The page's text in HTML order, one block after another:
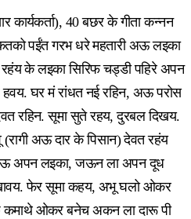
कार्यकर्ता), 40 बछर के गीता कन्नन
पईंत गरभ धरे महतारी अऊ लइका
के लइका सिरिफ चड्डी पहिरे अपन
हवय. घर मं रांधत नई रहिन, अऊ परोस
रहिन. सूमा सुते रहय, दुरबल दिखय.
(रागी अऊ दार के पिसान) देवत रहंय
अपन लइका, जऊन ला अपन दूध
फेर सूमा कहय, अभू घलो ओकर
कमाथे ओकर बनेच अकन ला दारू पी